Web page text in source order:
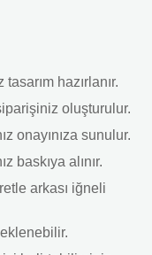
hazırlanır.
oluşturulur.
onayınıza sunulur.
baskıya alınır.
arkası iğneli